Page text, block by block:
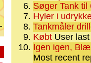
Søger Tank til
Hyler i
Tankmåler
Købt User
Igen igen,
Most recent